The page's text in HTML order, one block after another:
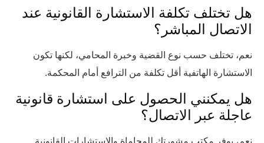
هل تختلف تكلفة الاستشارة القانونية عند
الاتصال المباشر؟
نعم، تختلف حسب نوع القضية وخبرة المحامي، لكنها تكون
الاستشارة الهاتفية أقل تكلفة من الترافع أمام المحكمة.
هل يمكنني الحصول على استشارة قانونية
عاجلة عبر الاتصال؟